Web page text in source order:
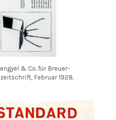
& Co. für Breuer-
Februar 1928.